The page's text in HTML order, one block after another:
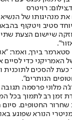
רויטרס
את מנהיגותו של
סטיב ויטקוף
שיישום הצעת שתי
בירך, ואמר:
האמריקני כדי
להסכים לתוכנית
הנותרים".
מלוני פרסמה
זמן רב לתמוך בכל
החטופים. סיום
הנורא שפוגע